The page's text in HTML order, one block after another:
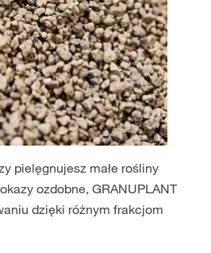
pielęgnujesz małe rośliny
ozdobne, GRANUPLANT
dzięki różnym frakcjom